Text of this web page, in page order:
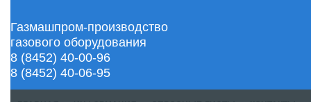
Газмашпром-производство
газового оборудования
8 (8452) 40-00-96
8 (8452) 40-06-95